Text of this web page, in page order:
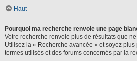
Haut
Pourquoi ma recherche renvoie une page
Votre recherche renvoie plus de résultats que
Utilisez la « Recherche avancée » et soyez
termes utilisés et des forums concernés par la